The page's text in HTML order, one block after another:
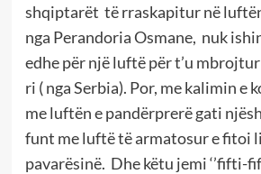
shqiptarët të rraskapitur në
nga Perandoria Osmane, nuk
edhe për një luftë për t’u
ri ( nga Serbia). Por, me kalimin e
me luftën e pandërprerë gati
funt me luftë të armatosur e fitoi
pavarësinë. Dhe këtu jemi ‘’fifti-